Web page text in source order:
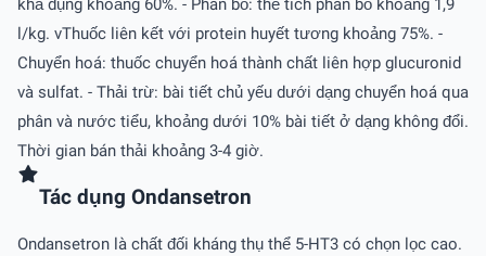
khả dụng khoảng 60%. - Phân bố: thể tích phân bố khoảng 1,9
l/kg. vThuốc liên kết với protein huyết tương khoảng 75%. -
Chuyển hoá: thuốc chuyển hoá thành chất liên hợp glucuronid
và sulfat. - Thải trừ: bài tiết chủ yếu dưới dạng chuyển hoá qua
phân và nước tiểu, khoảng dưới 10% bài tiết ở dạng không đổi.
Thời gian bán thải khoảng 3-4 giờ.
Tác dụng Ondansetron
Ondansetron là chất đối kháng thụ thể 5-HT3 có chọn lọc cao.